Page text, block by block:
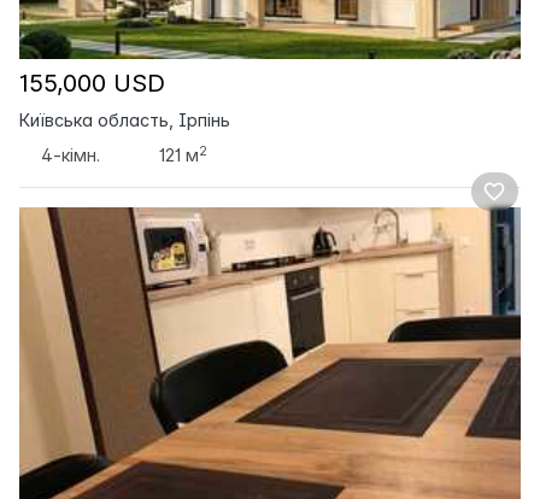
155,000 USD
Київська область, Ірпінь
4-кімн.
121 м2